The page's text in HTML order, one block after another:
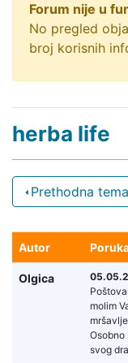
Forum nije u
No pregled
broj korisnih
herba life
Prethodna tema
Autor
Olgica
molim
Osobno
svog